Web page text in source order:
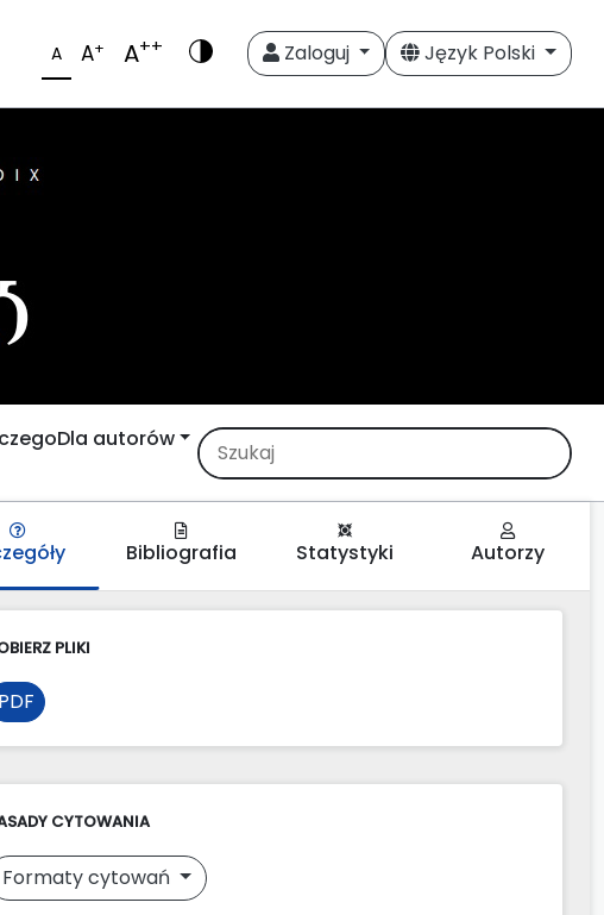
A A+ A++ Zaloguj Język Polski
Dla autorów
Bibliografia Statystyki Autorzy
PLIKI
PDF
CYTOWANIA
Formaty cytowań